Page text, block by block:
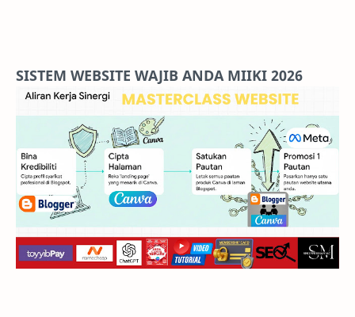
Features
Pricing
Services
RTL Mode
SISTEM WEBSITE WAJIB ANDA MIIKI 2026